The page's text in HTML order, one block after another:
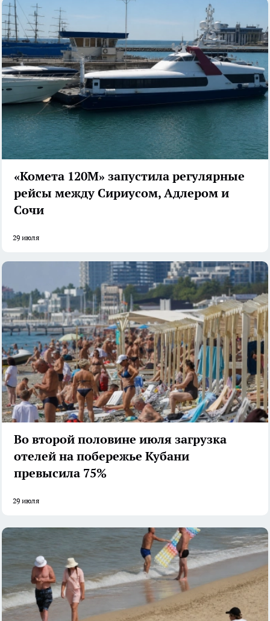
«Комета 120М» запустила регулярные
рейсы между Сириусом, Адлером и
Сочи
29 июля
Во второй половине июля загрузка
отелей на побережье Кубани
превысила 75%
29 июля